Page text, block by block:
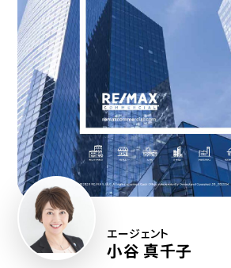
エージェント
小谷 真千子